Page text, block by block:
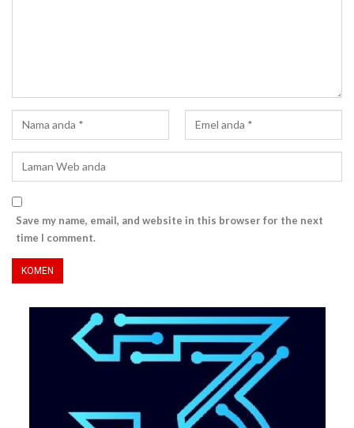
Save my name, email, and website in this browser for the next
time I comment.